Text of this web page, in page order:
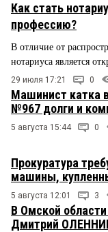
Как стать
профессию?
В отличие от
нотариуса является
29 июля 17:21 0
Машинист катка
№967 долги и
5 августа 15:44 0
Прокуратура
машины,
5 августа 12:01 3
В Омской
Дмитрий